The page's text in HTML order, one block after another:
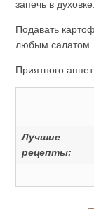
запечь в духовке.
Подавать
любым салатом.
Приятного
Лучшие
рецепты: